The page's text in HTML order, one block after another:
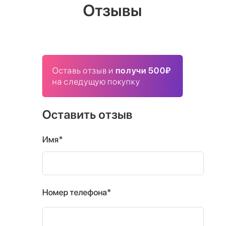
Отзывы
Оставь отзыв и получи 500₽
на следущую покупку
Оставить отзыв
Имя*
Номер телефона*